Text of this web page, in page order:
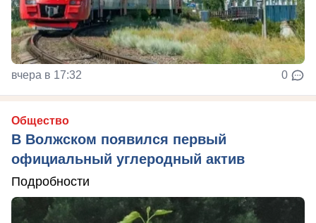
вчера в 17:32 0
Общество
В Волжском появился первый
официальный углеродный актив
Подробности